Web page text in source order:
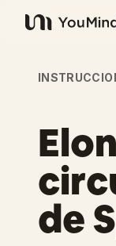
YouMind
de